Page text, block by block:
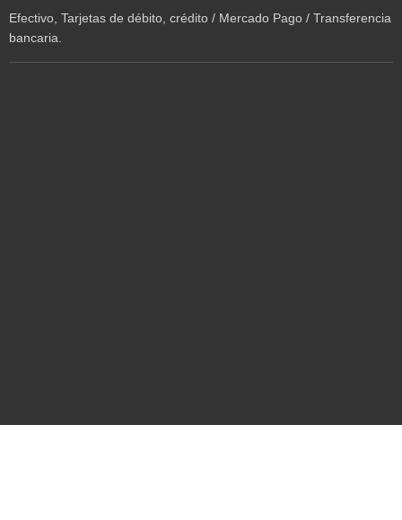
Efectivo, Tarjetas de débito, crédito / Mercado Pago / Transferencia
bancaria.